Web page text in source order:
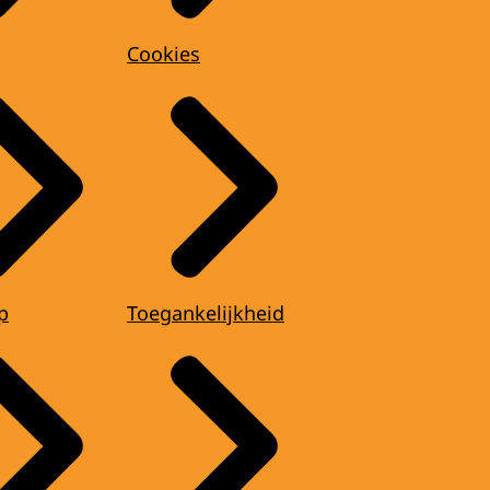
Cookies
Toegankelijkheid